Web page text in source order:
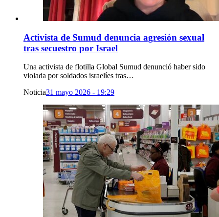
Activista de Sumud denuncia agresión sexual
tras secuestro por Israel
Una activista de flotilla Global Sumud denunció haber sido
violada por soldados israelíes tras…
Noticia31 mayo 2026 - 19:29